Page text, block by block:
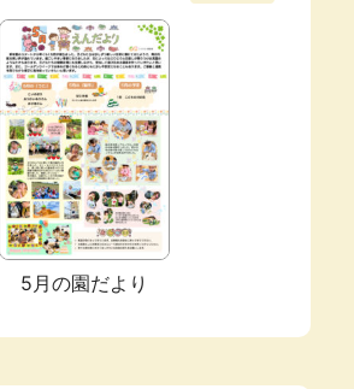
5月の園だより